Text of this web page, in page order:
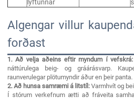
lyftunnar
Algengar villur
forðast
1. Að velja aðeins eftir myndum í vefskrá:
náttúrulega beig- og gráárásvarp.
raunverulegar plötumyndir áður en þeir panta.
2. Að hunsa samræmi á litstíl: Varmhvít og
Í stórum verkefnum ætti að fráveita